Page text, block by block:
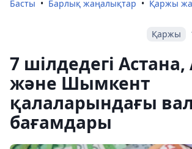
Басты Барлық жаңалықтар Қаржы
Қаржы
7 шілдедегі
және Шымкент
қалаларындағы
бағамдары